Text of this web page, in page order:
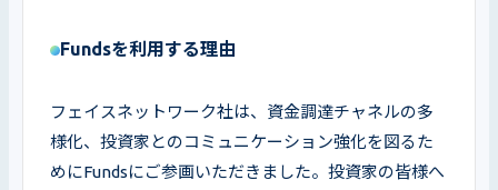
Fundsを利用する理由
フェイスネットワーク社は、資金調達チャネルの多
様化、投資家とのコミュニケーション強化を図るた
めにFundsにご参画いただきました。投資家の皆様へ